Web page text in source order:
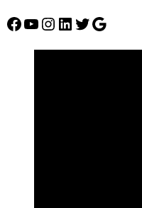
Facebook
YouTube
Instagram
LinkedIn
Twitter
Google